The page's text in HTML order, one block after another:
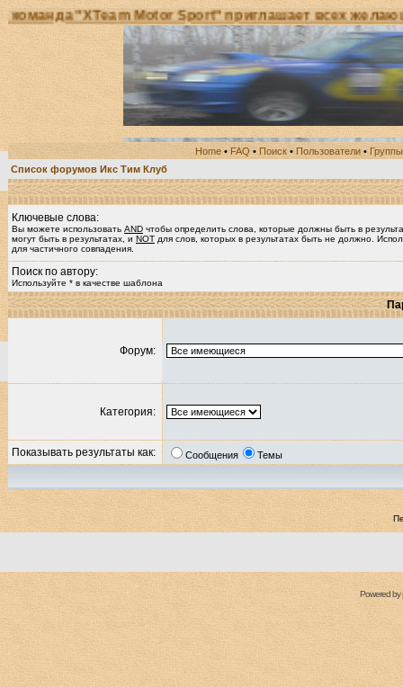
"XTeam Motor Sport" приглашает всех
Home • FAQ • Поиск • Пользователи • Группы
Список форумов Икс Тим Клуб
Ключевые слова:
Вы можете использовать AND чтобы определить слова, которые должны быть в
могут быть в результатах, и NOT для слов, которых в результатах быть не должно.
для частичного совпадения.
Поиск по автору:
Используйте * в качестве шаблона
Форум:
Категория:
Показывать результаты как: Сообщения Темы
Powered by